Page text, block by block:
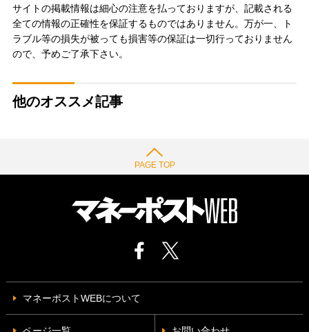
サイトの掲載情報は細心の注意を払っておりますが、記載される
全ての情報の正確性を保証するものではありません。万が一、ト
ラブル等の損失が被っても損害等の保証は一切行っておりません
ので、予めご了承下さい。
他のオススメ記事
PAGE TOP
マネーポストWEBについて